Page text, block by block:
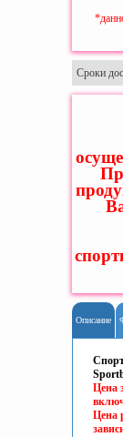
Сроки
Описание
Цена
Цена